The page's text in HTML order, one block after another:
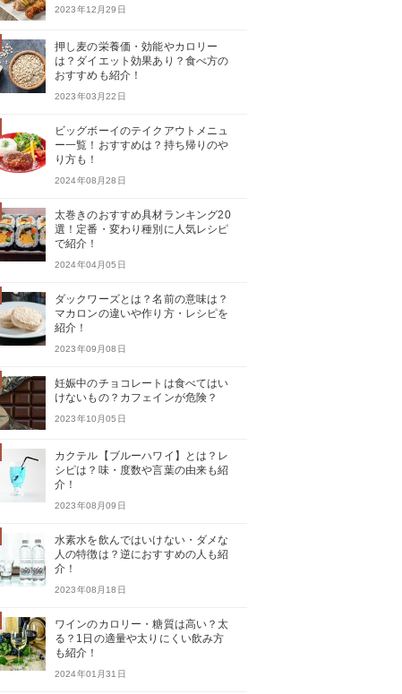
2023年12月29日
押し麦の栄養価・効能やカロリー
は？ダイエット効果あり？食べ方の
おすすめも紹介！
2023年03月22日
ビッグボーイのテイクアウトメニュ
ー一覧！おすすめは？持ち帰りのや
り方も！
2024年08月28日
太巻きのおすすめ具材ランキング20
選！定番・変わり種別に人気レシピ
で紹介！
2024年04月05日
ダックワーズとは？名前の意味は？
マカロンの違いや作り方・レシピを
紹介！
2023年09月08日
妊娠中のチョコレートは食べてはい
けないもの？カフェインが危険？
2023年10月05日
カクテル【ブルーハワイ】とは？レ
シピは？味・度数や言葉の由来も紹
介！
2023年08月09日
水素水を飲んではいけない・ダメな
人の特徴は？逆におすすめの人も紹
介！
2023年08月18日
ワインのカロリー・糖質は高い？太
る？1日の適量や太りにくい飲み方
も紹介！
2024年01月31日